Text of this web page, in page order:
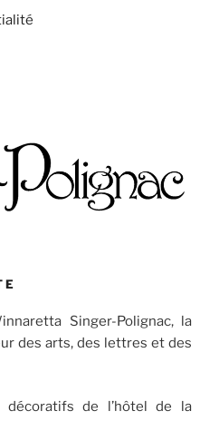
Singer-Polignac, la
des arts, des lettres et des
décoratifs de l’hôtel de la